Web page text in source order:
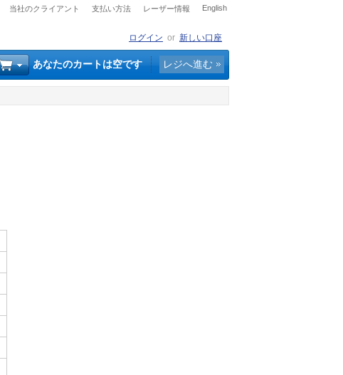
当社のクライアント 支払い方法 レーザー情報 English
ログイン or 新しい口座
あなたのカートは空です レジへ進む